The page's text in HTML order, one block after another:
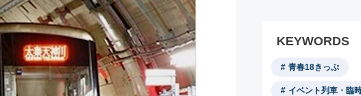
KEYWORDS
青春18きっぷ
イベント列車・臨